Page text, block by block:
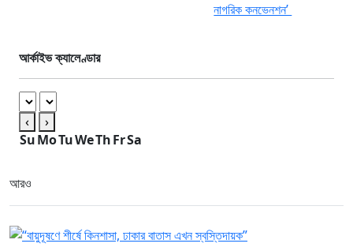
আর্কাইভ ক্যালেণ্ডার
‹
›
SuMoTuWeThFrSa
আরও